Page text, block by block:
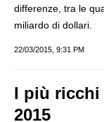
differenze, tra le
miliardo di dollari.
22/03/2015, 9:31 PM
I più ricchi
2015